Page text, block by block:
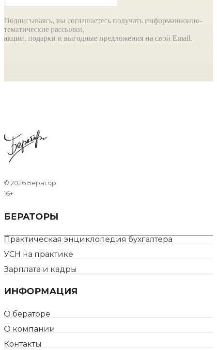
Подписываясь, вы соглашаетесь получать информационно-
тематические рассылки,
акции, подарки и выгодные предложения на свой Email.
© 2026 Бератор
16+
БЕРАТОРЫ
Практическая энциклопедия бухгалтера
УСН на практике
Зарплата и кадры
ИНФОРМАЦИЯ
О бераторе
О компании
Контакты